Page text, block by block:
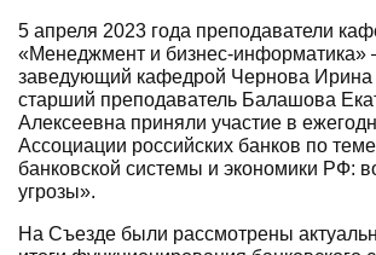
5 апреля 2023 года преподаватели
«Менеджмент и бизнес-информатика»
заведующий кафедрой Чернова
старший преподаватель Балашова
Алексеевна приняли участие в
Ассоциации российских банков по
банковской системы и экономики РФ:
угрозы».
На Съезде были рассмотрены